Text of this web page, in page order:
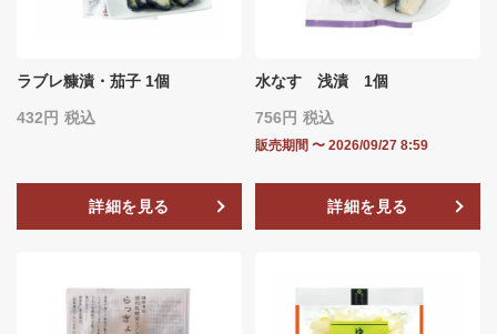
ラブレ糠漬・茄子 1個
432 税込
詳細を見る
水なす 浅漬 1個
756 税込
販売期間 〜 2026/09/27 8:59
詳細を見る